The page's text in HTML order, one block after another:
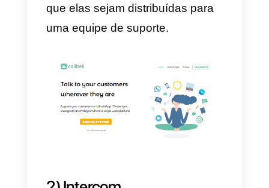
deseja disponibilizar, além de ser
umasolução adequada
voltados para
o público-alvo
faz uso de dispositivos móveis